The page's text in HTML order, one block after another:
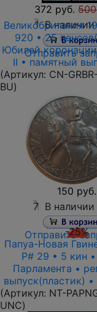
372 руб.
1 В
Отправить
Великобритания
920 • 25
Юбилей
II • памятный
(Артикул: CN-
BU)
150 руб.
7 В
Отправить-25%
Папуа-Новая
P# 29 • 5 кин
Парламента •
выпуск(пластик) •
(Артикул: NT-
UNC)